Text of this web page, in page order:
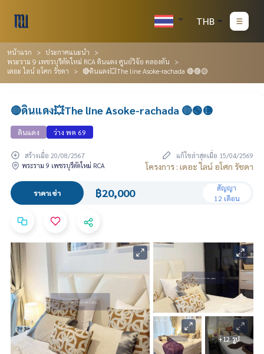
THB
หน้าแรก
ประกาศแนะนำ
พระราม 9 เพชรบุรีตัดใหม่ RCA ดินแดง ศูนย์วิจัย คลองตัน
เดอะ ไลน์ อโศก รัชดา
🔴ดินแดง💥The line Asoke-rachada 🔴🟢🟡
🔴ดินแดง💥The line Asoke-rachada 🔴🟢🟡
ดินแดง ว่าง พค 69
สร้างเมื่อ 20/08/2567
แก้ไขล่าสุดเมื่อ 15/04/2569
พระราม 9 เพชรบุรีตัดใหม่ RCA
โครงการ : เดอะ ไลน์ อโศก รัชดา
ราคาเช่า ฿20,000
สัญญา
12 เดือน
+12 รูป